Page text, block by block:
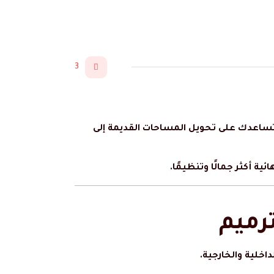
3
على تحويل المساحات القديمة إلى
أكثر جمالًا وتنظيمًا.
والخارجية.